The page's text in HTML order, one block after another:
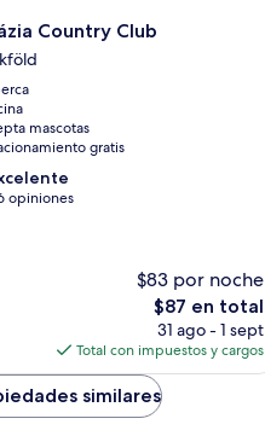
Country Club
mascotas
gratis
opiniones
$83 por noche
El
precio
actual
es
de
$87
$87 en total
31 ago - 1 sept
Total con impuestos y cargos
similares